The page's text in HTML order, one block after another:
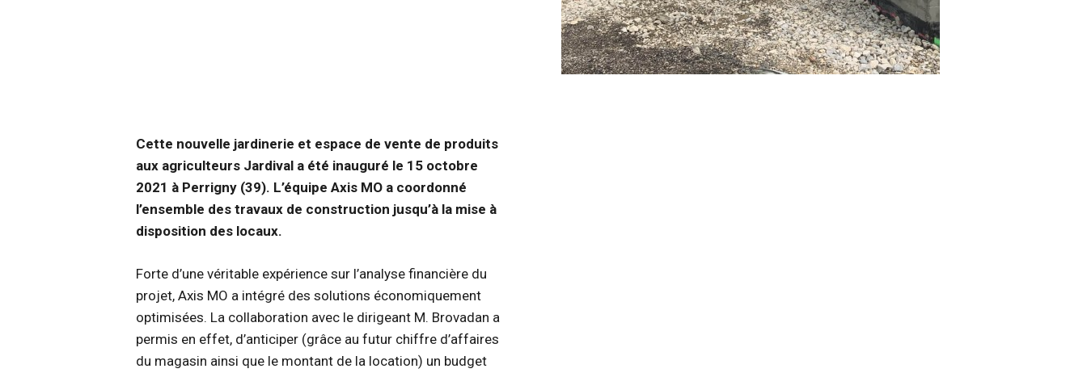
Cette nouvelle jardinerie et espace de vente de produits
aux agriculteurs Jardival a été inauguré le 15 octobre
2021 à Perrigny (39). L’équipe Axis MO a coordonné
l’ensemble des travaux de construction jusqu’à la mise à
disposition des locaux.
Forte d’une véritable expérience sur l’analyse financière du
projet, Axis MO a intégré des solutions économiquement
optimisées. La collaboration avec le dirigeant M. Brovadan a
permis en effet, d’anticiper (grâce au futur chiffre d’affaires
du magasin ainsi que le montant de la location) un budget